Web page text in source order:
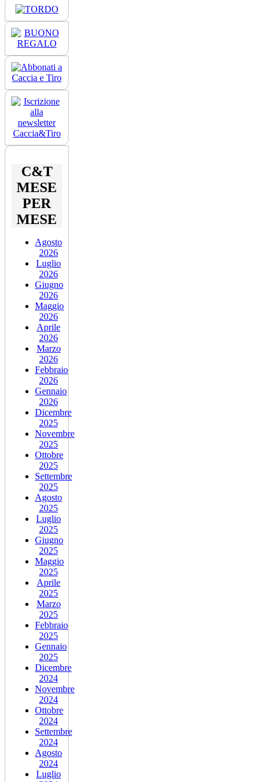
C&T
MESE
PER
MESE
Agosto
2026
Luglio
2026
Giugno
2026
Maggio
2026
Aprile
2026
Marzo
2026
Febbraio
2026
Gennaio
2026
Dicembre
2025
Novembre
2025
Ottobre
2025
Settembre
2025
Agosto
2025
Luglio
2025
Giugno
2025
Maggio
2025
Aprile
2025
Marzo
2025
Febbraio
2025
Gennaio
2025
Dicembre
2024
Novembre
2024
Ottobre
2024
Settembre
2024
Agosto
2024
Luglio